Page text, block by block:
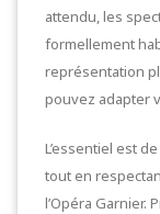
attendu, les
formellement
représentation
pouvez adapter
L’essentiel est
tout en
l’Opéra Garnier.